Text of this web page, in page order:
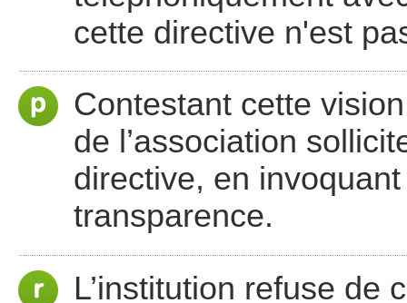
cette directive n'est
Contestant cette
de l’association
directive, en
transparence.
L’institution refuse de